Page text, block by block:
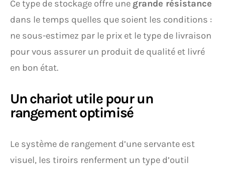
Ce type de stockage offre une grande résistance
dans le temps quelles que soient les conditions :
ne sous-estimez par le prix et le type de livraison
pour vous assurer un produit de qualité et livré
en bon état.
Un chariot utile pour un
rangement optimisé
Le système de rangement d’une servante est
visuel, les tiroirs renferment un type d’outil